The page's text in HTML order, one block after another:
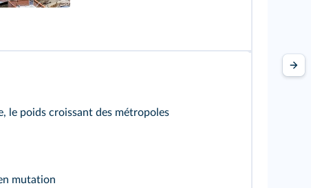
le poids croissant des métropoles
mutation